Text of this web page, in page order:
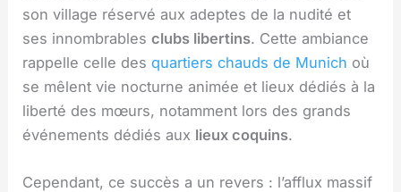
son village réservé aux adeptes de la nudité et
ses innombrablesclubs libertins. Cette ambiance
rappelle celle desquartiers chauds de Munich où
se mêlent vie nocturne animée et lieux dédiés à la
liberté des mœurs, notamment lors des grands
événements dédiés aux lieux coquins.
Cependant, ce succès a un revers : l’afflux massif